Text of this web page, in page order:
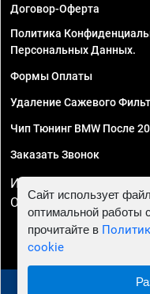
Договор-Оферта
Политика
Персональных Данных.
Формы Оплаты
Удаление Сажевого
Чип Тюнинг BMW После
Заказать Звонок
ИП Смирнов Георгий
ОГРНИП
© 2010 - 2026 Чип
Сайт использует
оптимальной работы
прочитайте в
cookie